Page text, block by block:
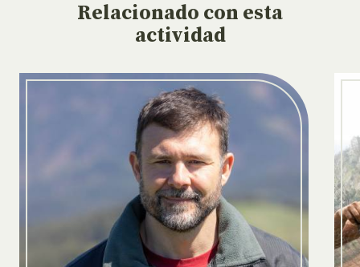
Relacionado con esta
actividad